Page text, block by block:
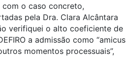
o caso concreto,
pela Dra. Clara Alcântara
verifiquei o alto coeficiente de
a admissão como “amicus
momentos processuais”,